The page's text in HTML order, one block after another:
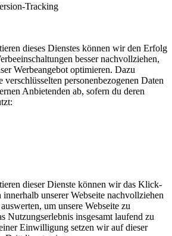
Tracking
dieses Dienstes können wir den Erfolg
besser nachvollziehen,
Werbeangebot optimieren. Dazu
verschlüsselten personenbezogenen Daten
Anbietenden ab, sofern du deren
dieser Dienste können wir das Klick-
unserer Webseite nachvollziehen
um unsere Webseite zu
Nutzungserlebnis insgesamt laufend zu
Einwilligung setzen wir auf dieser